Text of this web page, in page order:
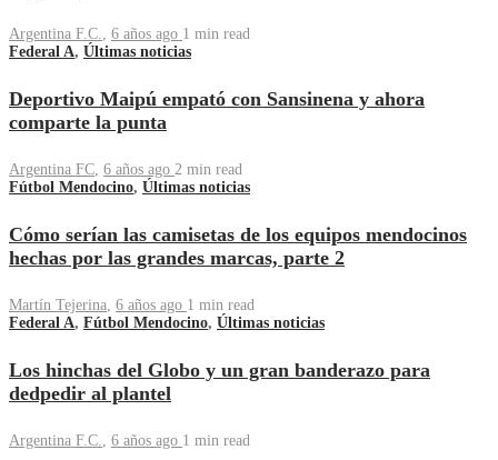
Argentina F.C., 6 años ago 1 min read
Federal A, Últimas noticias
Deportivo Maipú empató con Sansinena y ahora
comparte la punta
Argentina FC, 6 años ago 2 min read
Fútbol Mendocino, Últimas noticias
Cómo serían las camisetas de los equipos mendocinos
hechas por las grandes marcas, parte 2
Martín Tejerina 6 años ago 1 min read
Federal A, Fútbol Mendocino, Últimas noticias
Los hinchas del Globo y un gran banderazo para
dedpedir al plantel
Argentina F.C. 6 años ago 1 min read